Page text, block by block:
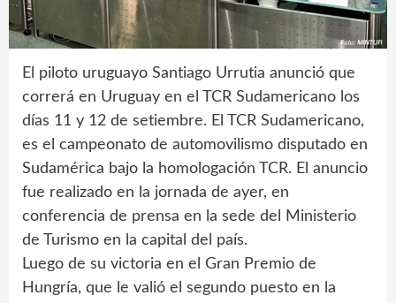
El piloto uruguayo Santiago Urrutia anunció que
correrá en Uruguay en el TCR Sudamericano los
días 11 y 12 de setiembre. El TCR Sudamericano,
es el campeonato de automovilismo disputado en
Sudamérica bajo la homologación TCR. El anuncio
fue realizado en la jornada de ayer, en
conferencia de prensa en la sede del Ministerio
de Turismo en la capital del país.
Luego de su victoria en el Gran Premio de
Hungría, que le valió el segundo puesto en la